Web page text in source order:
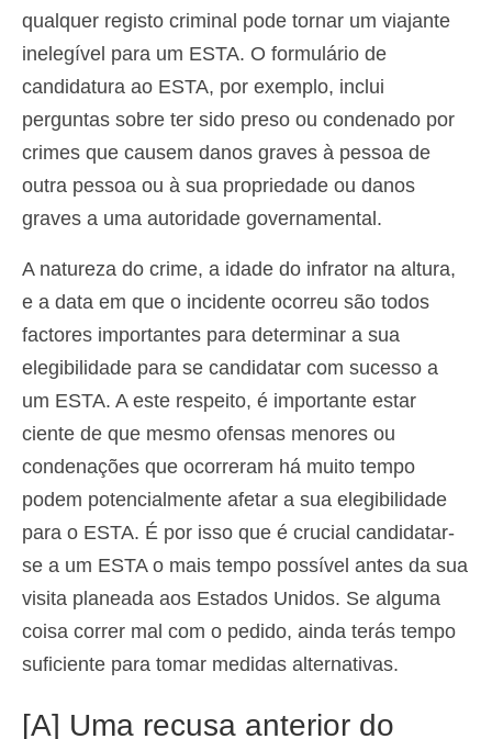
qualquer registo criminal pode tornar um viajante
inelegível para um ESTA. O formulário de
candidatura ao ESTA, por exemplo, inclui
perguntas sobre ter sido preso ou condenado por
crimes que causem danos graves à pessoa de
outra pessoa ou à sua propriedade ou danos
graves a uma autoridade governamental.
A natureza do crime, a idade do infrator na altura,
e a data em que o incidente ocorreu são todos
factores importantes para determinar a sua
elegibilidade para se candidatar com sucesso a
um ESTA. A este respeito, é importante estar
ciente de que mesmo ofensas menores ou
condenações que ocorreram há muito tempo
podem potencialmente afetar a sua elegibilidade
para o ESTA. É por isso que é crucial candidatar-
se a um ESTA o mais tempo possível antes da sua
visita planeada aos Estados Unidos. Se alguma
coisa correr mal com o pedido, ainda terás tempo
suficiente para tomar medidas alternativas.
[A] Uma recusa anterior do